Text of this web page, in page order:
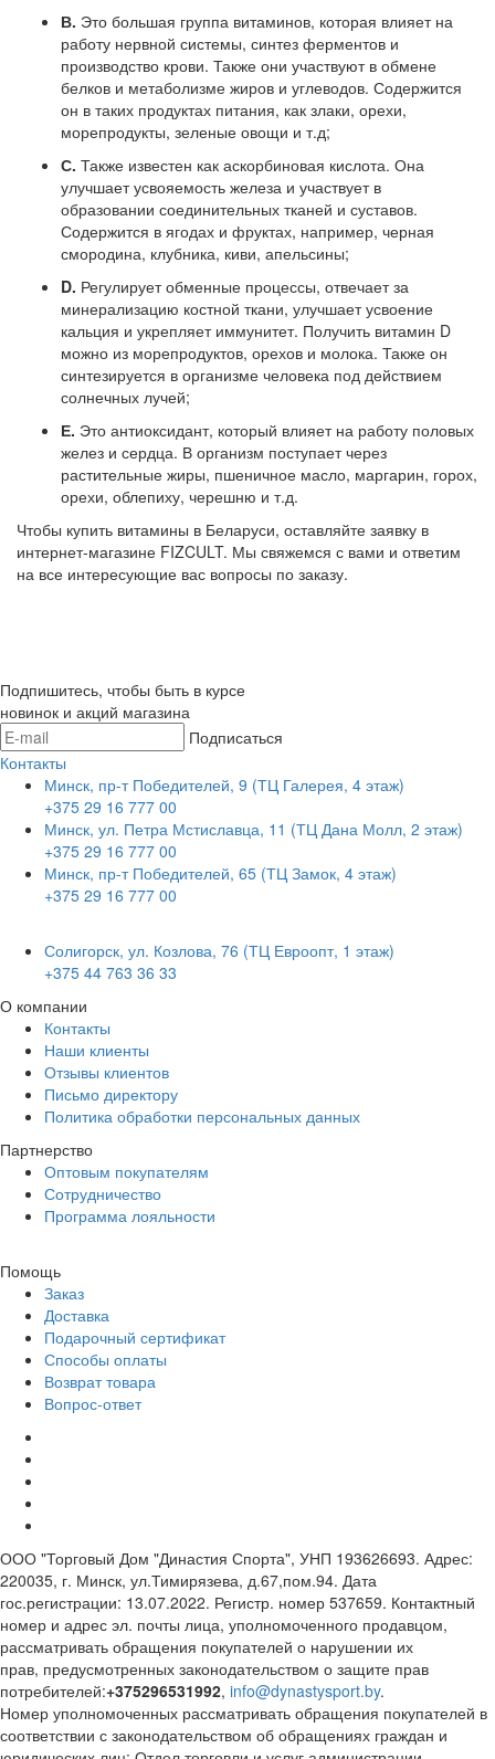
В. Это большая группа витаминов, которая влияет на
работу нервной системы, синтез ферментов и
производство крови. Также они участвуют в обмене
белков и метаболизме жиров и углеводов. Содержится
он в таких продуктах питания, как злаки, орехи,
морепродукты, зеленые овощи и т.д;
С. Также известен как аскорбиновая кислота. Она
улучшает усвояемость железа и участвует в
образовании соединительных тканей и суставов.
Содержится в ягодах и фруктах, например, черная
смородина, клубника, киви, апельсины;
D. Регулирует обменные процессы, отвечает за
минерализацию костной ткани, улучшает усвоение
кальция и укрепляет иммунитет. Получить витамин D
можно из морепродуктов, орехов и молока. Также он
синтезируется в организме человека под действием
солнечных лучей;
Е. Это антиоксидант, который влияет на работу половых
желез и сердца. В организм поступает через
растительные жиры, пшеничное масло, маргарин, горох,
орехи, облепиху, черешню и т.д.
Чтобы купить витамины в Беларуси, оставляйте заявку в
интернет-магазине FIZCULT. Мы свяжемся с вами и ответим
на все интересующие вас вопросы по заказу.
Подпишитесь, чтобы быть в курсе
новинок и акций магазина
Подписаться
Контакты
Минск, пр-т Победителей, 9 (ТЦ Галерея, 4 этаж)
+375 29 16 777 00
Минск, ул. Петра Мстиславца, 11 (ТЦ Дана Молл, 2 этаж)
+375 29 16 777 00
Минск, пр-т Победителей, 65 (ТЦ Замок, 4 этаж)
+375 29 16 777 00
Солигорск, ул. Козлова, 76 (ТЦ Евроопт, 1 этаж)
+375 44 763 36 33
О компании
Контакты
Наши клиенты
Отзывы клиентов
Письмо директору
Политика обработки персональных данных
Партнерство
Оптовым покупателям
Сотрудничество
Программа лояльности
Помощь
Заказ
Доставка
Подарочный сертификат
Способы оплаты
Возврат товара
Вопрос-ответ
ООО "Торговый Дом "Династия Спорта", УНП 193626693. Адрес:
220035, г. Минск, ул.Тимирязева, д.67,пом.94. Дата
гос.регистрации: 13.07.2022. Регистр. номер 537659. Контактный
номер и адрес эл. почты лица, уполномоченного продавцом,
рассматривать обращения покупателей о нарушении их
прав, предусмотренных законодательством о защите прав
потребителей:+375296531992, info@dynastysport.by.
Номер уполномоченных рассматривать обращения покупателей в
соответствии с законодательством об обращениях граждан и